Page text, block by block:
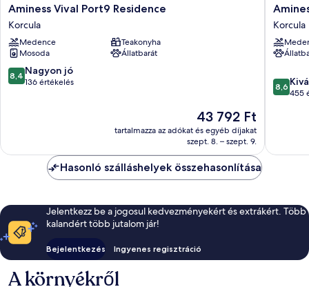
Aminess
Vival
Port9
Residence
Korcula
Aminess Vival Port9 Residence
Korcula
Medence
Teakonyha
Mosoda
Állatbarát
8.4
ennyiből:
8,4 Nagyon jó
136 értékelés
Az
ár
43 792 Ft
43 792 Ft
tartalmazza az adókat és egyéb díjakat
szept. 8. – szept. 9.
Aminess
Liburna
Hotel
Korcula
Korcula
8.6
8,6
455
Hasonló szálláshelyek összehasonlítása
Jelentkezz be a jogosul kedvezményekért és extrákért. Több
kalandért több jutalom jár!
Bejelentkezés Ingyenes regisztráció
A környékről